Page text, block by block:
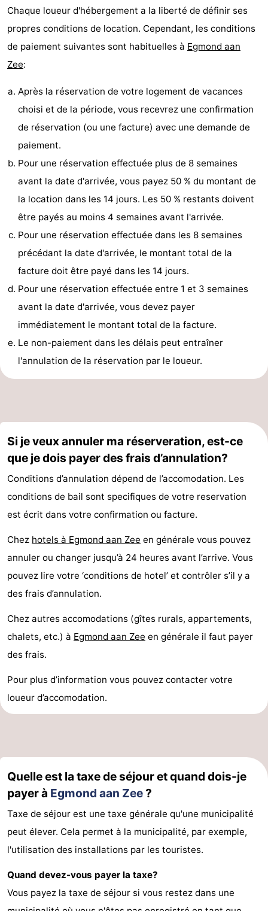
de
vue
-
Terrains
de
jeux
-
Parcours
de
mini-
golf
Villages
&
villes
Nature
Sports
Piscines
Faire
du
vélo
Randonnée
-
Équitation
Terrains
de
golf
-
Surfen
Peche
Sportive
Boire
Événements
Forum
Route
-
Stationnement
Adresses
Hollande-
Septentrionale
-
Schoorlse
Duinen
Bergen
aan
-
Bergen
-
Noordhollands
-
aan
Zee
Nature
Zuid-
-
Amsterdam
-
Zandvoort
Hollande-
Méridionale
-
Leiden
Bollenstreek
Chaque loueur d'hébergement a la liberté de définir ses
propres conditions de location. Cependant, les conditions
de paiement suivantes sont habituelles à Egmond aan
Zee:
Après la réservation de votre logement de vacances
choisi et de la période, vous recevrez une confirmation
de réservation (ou une facture) avec une demande de
paiement.
Pour une réservation effectuée plus de 8 semaines
avant la date d'arrivée, vous payez 50 % du montant de
la location dans les 14 jours. Les 50 % restants doivent
être payés au moins 4 semaines avant l'arrivée.
Pour une réservation effectuée dans les 8 semaines
précédant la date d'arrivée, le montant total de la
facture doit être payé dans les 14 jours.
Pour une réservation effectuée entre 1 et 3 semaines
avant la date d'arrivée, vous devez payer
immédiatement le montant total de la facture.
Le non-paiement dans les délais peut entraîner
l'annulation de la réservation par le loueur.
Si je veux annuler ma réserveration, est-ce
que je dois payer des frais d’annulation?
Conditions d’annulation dépend de l’accomodation. Les
conditions de bail sont specifiques de votre reservation
est écrit dans votre confirmation ou facture.
Chez hotels à Egmond aan Zee en générale vous pouvez
annuler ou changer jusqu’à 24 heures avant l’arrive. Vous
pouvez lire votre ‘conditions de hotel’ et contrôler s’il y a
des frais d’annulation.
Chez autres accomodations (gîtes rurals, appartements,
chalets, etc.) à Egmond aan Zee en générale il faut payer
des frais.
Pour plus d’information vous pouvez contacter votre
loueur d’accomodation.
Quelle est la taxe de séjour et quand dois-je
payer à Egmond aan Zee?
Taxe de séjour est une taxe générale qu'une municipalité
peut élever. Cela permet à la municipalité, par exemple,
l'utilisation des installations par les touristes.
Quand devez-vous payer la taxe?
Vous payez la taxe de séjour si vous restez dans une